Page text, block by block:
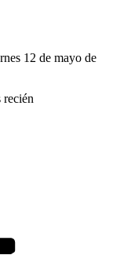
12 de mayo de